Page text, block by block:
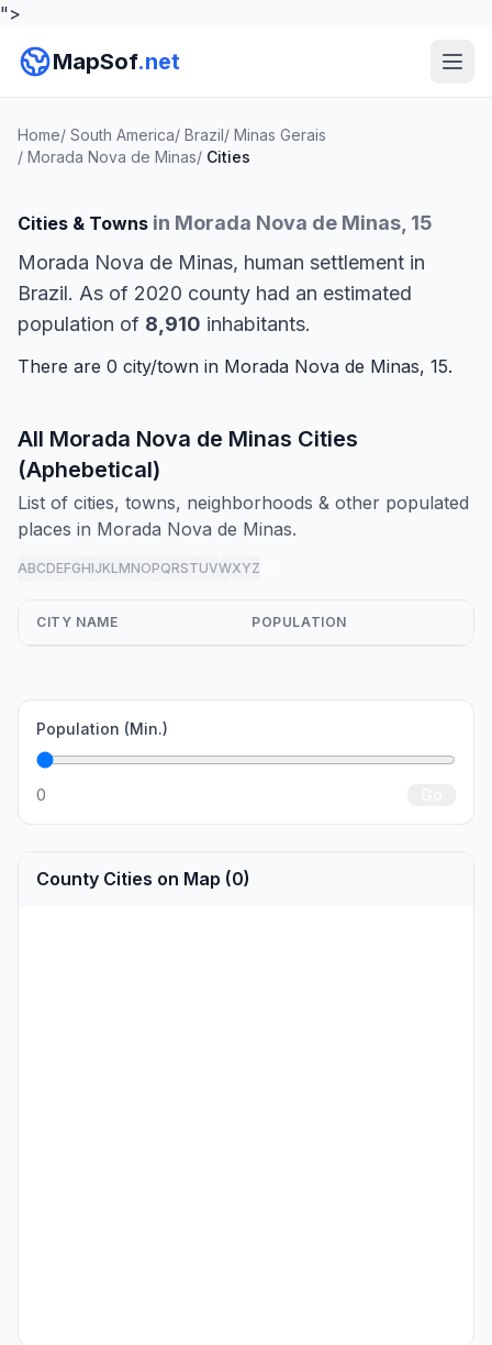
">
MapSof.net
Home/ South America/ Brazil/ Minas Gerais
/ Morada Nova de Minas/ Cities
Cities & Towns in Morada Nova de Minas, 15
Morada Nova de Minas, human settlement in
Brazil. As of 2020 county had an estimated
population of 8,910 inhabitants.
There are 0 city/town in Morada Nova de Minas, 15.
All Morada Nova de Minas Cities
(Aphebetical)
List of cities, towns, neighborhoods & other populated
places in Morada Nova de Minas.
ABCDEFGHIJKLMNOPQRSTUVWXYZ
CITY NAME POPULATION
Population (Min.)
0
County Cities on Map (0)